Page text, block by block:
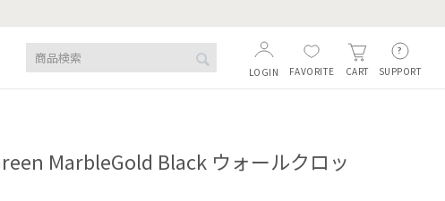
SUPPORT
CART
FAVORITE
LOGIN
MarbleGold Black ウォールクロッ